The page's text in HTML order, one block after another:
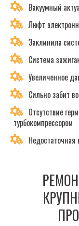
Вакуумный
Люфт
Заклинила
Система
Увеличенное
Сильно забит
Отсутствие
турбокомпрессором
Недостаточная